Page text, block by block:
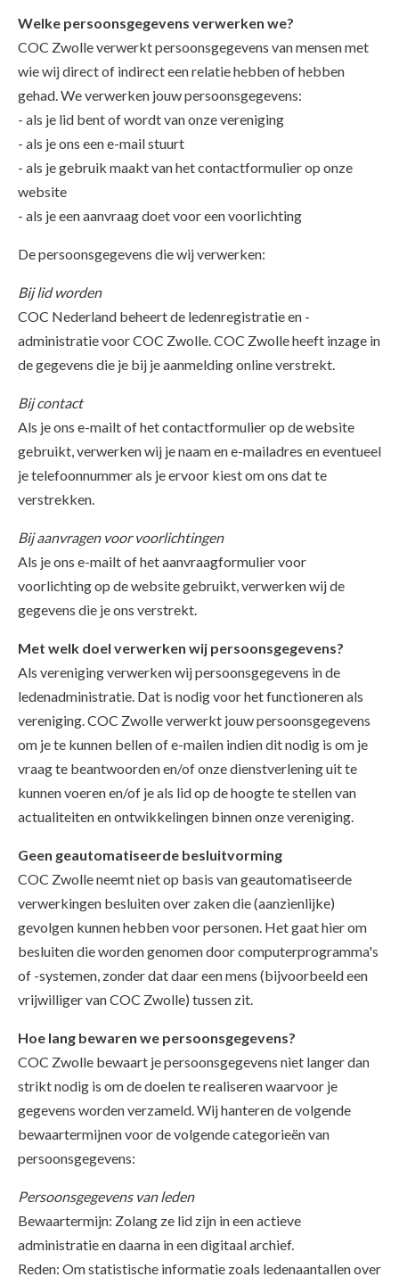
Welke persoonsgegevens verwerken we?
COC Zwolle verwerkt persoonsgegevens van mensen met
wie wij direct of indirect een relatie hebben of hebben
gehad. We verwerken jouw persoonsgegevens:
- als je lid bent of wordt van onze vereniging
- als je ons een e-mail stuurt
- als je gebruik maakt van het contactformulier op onze
website
- als je een aanvraag doet voor een voorlichting
De persoonsgegevens die wij verwerken:
Bij lid worden
COC Nederland beheert de ledenregistratie en -
administratie voor COC Zwolle. COC Zwolle heeft inzage in
de gegevens die je bij je aanmelding online verstrekt.
Bij contact
Als je ons e-mailt of het contactformulier op de website
gebruikt, verwerken wij je naam en e-mailadres en eventueel
je telefoonnummer als je ervoor kiest om ons dat te
verstrekken.
Bij aanvragen voor voorlichtingen
Als je ons e-mailt of het aanvraagformulier voor
voorlichting op de website gebruikt, verwerken wij de
gegevens die je ons verstrekt.
Met welk doel verwerken wij persoonsgegevens?
Als vereniging verwerken wij persoonsgegevens in de
ledenadministratie. Dat is nodig voor het functioneren als
vereniging.COC Zwolle verwerkt jouw persoonsgegevens
om je te kunnen bellen of e-mailen indien dit nodig is om je
vraag te beantwoorden en/of onze dienstverlening uit te
kunnen voeren en/of je als lid op de hoogte te stellen van
actualiteiten en ontwikkelingen binnen onze vereniging.
Geen geautomatiseerde besluitvorming
COC Zwolle neemt niet op basis van geautomatiseerde
verwerkingen besluiten over zaken die (aanzienlijke)
gevolgen kunnen hebben voor personen. Het gaat hier om
besluiten die worden genomen door computerprogramma's
of -systemen, zonder dat daar een mens (bijvoorbeeld een
vrijwilliger van COC Zwolle) tussen zit.
Hoe lang bewaren we persoonsgegevens?
COC Zwolle bewaart je persoonsgegevens niet langer dan
strikt nodig is om de doelen te realiseren waarvoor je
gegevens worden verzameld. Wij hanteren de volgende
bewaartermijnen voor de volgende categorieën van
persoonsgegevens:
Persoonsgegevens van leden
Bewaartermijn: Zolang ze lid zijn in een actieve
administratie en daarna in een digitaal archief.
Reden: Om statistische informatie zoals ledenaantallen over